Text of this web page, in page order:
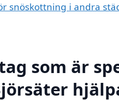
snöskottning i andra
som är